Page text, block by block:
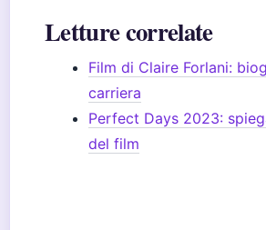
Letture correlate
Film di Claire Forlani:
carriera
Perfect Days 2023:
del film